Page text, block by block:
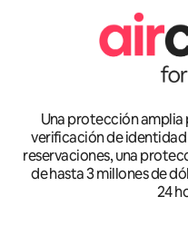
Una protección amplia
verificación de identidad
reservaciones, una
de hasta 3 millones de
24